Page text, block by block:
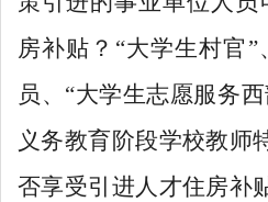
房补贴 ？ “大学生村官 ”
员、 “大学生志愿服务
义务教育阶段学校教师
否享受引进人才住房补